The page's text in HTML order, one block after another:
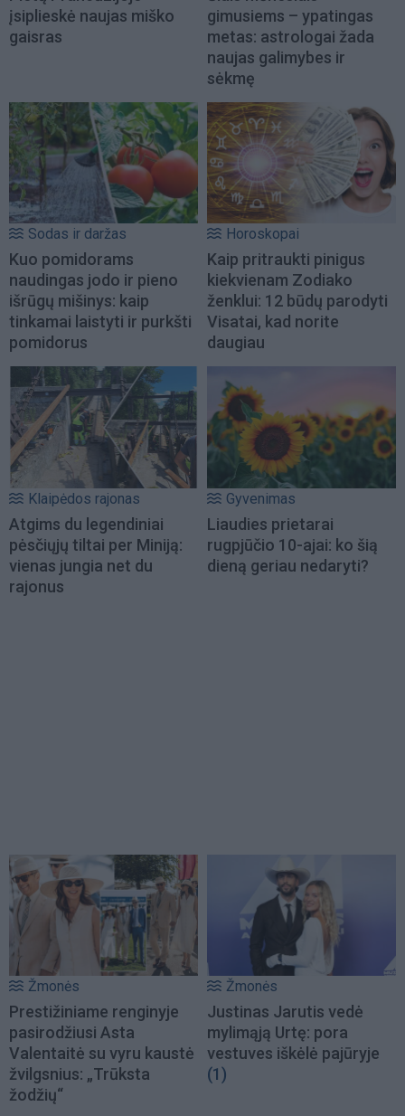
įsiplieskė naujas miško
gaisras
gimusiems – ypatingas
metas: astrologai žada
naujas galimybes ir
sėkmę
Sodas ir daržas
Kuo pomidorams
naudingas jodo ir pieno
išrūgų mišinys: kaip
tinkamai laistyti ir purkšti
pomidorus
Horoskopai
Kaip pritraukti pinigus
kiekvienam Zodiako
ženklui: 12 būdų parodyti
Visatai, kad norite
daugiau
Klaipėdos rajonas
Atgims du legendiniai
pėsčiųjų tiltai per Miniją:
vienas jungia net du
rajonus
Gyvenimas
Liaudies prietarai
rugpjūčio 10-ajai: ko šią
dieną geriau nedaryti?
Žmonės
Prestižiniame renginyje
pasirodžiusi Asta
Valentaitė su vyru kaustė
žvilgsnius: „Trūksta
žodžių“
Žmonės
Justinas Jarutis vedė
mylimąją Urtę: pora
vestuves iškėlė pajūryje
(1)